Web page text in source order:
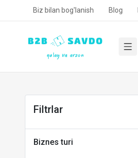
Biz bilan bog'lanish Blog
Filtrlar
Biznes turi